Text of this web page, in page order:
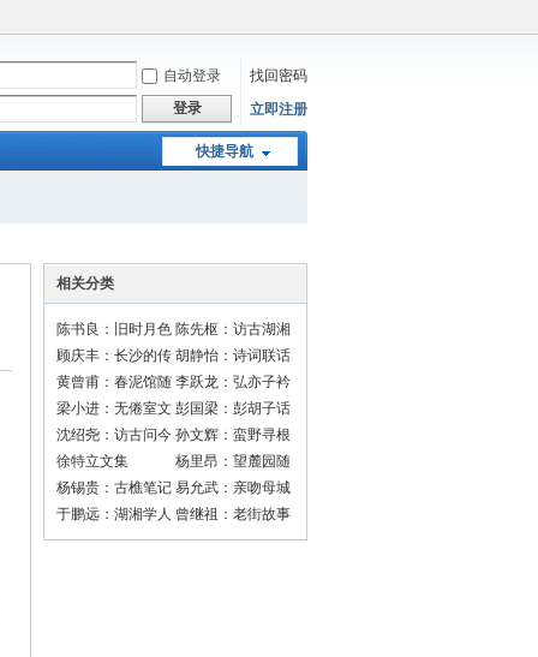
自动登录
找回密码
登录 立即注册
快捷导航
相关分类
陈书良：旧时月色 陈先枢：访古湖湘
顾庆丰：长沙的传
说
胡静怡：诗词联话
黄曾甫：春泥馆随
笔
李跃龙：弘亦子衿
梁小进：无倦室文
选
彭国梁：彭胡子话
长沙
沈绍尧：访古问今
走长沙
孙文辉：蛮野寻根
徐特立文集
杨里昂：望麓园随
笔
杨锡贵：古樵笔记 易允武：亲吻母城
于鹏远：湖湘学人
录
曾继祖：老街故事